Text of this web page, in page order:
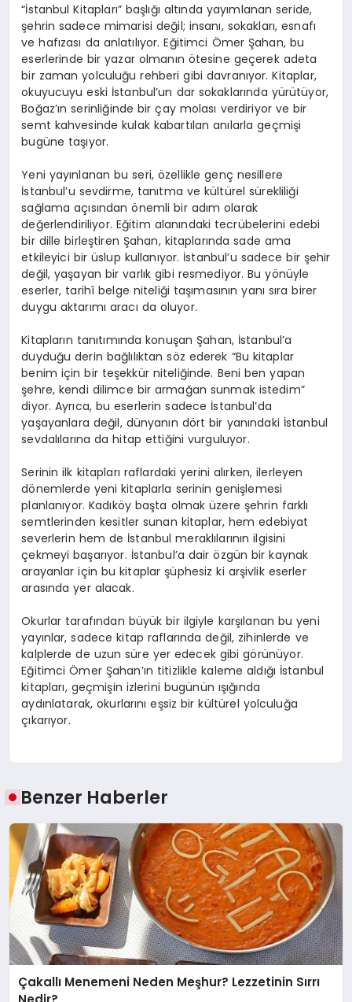
“İstanbul Kitapları” başlığı altında yayımlanan seride,
şehrin sadece mimarisi değil; insanı, sokakları, esnafı
ve hafızası da anlatılıyor. Eğitimci Ömer Şahan, bu
eserlerinde bir yazar olmanın ötesine geçerek adeta
bir zaman yolculuğu rehberi gibi davranıyor. Kitaplar,
okuyucuyu eski İstanbul’un dar sokaklarında yürütüyor,
Boğaz’ın serinliğinde bir çay molası verdiriyor ve bir
semt kahvesinde kulak kabartılan anılarla geçmişi
bugüne taşıyor.
Yeni yayınlanan bu seri, özellikle genç nesillere
İstanbul’u sevdirme, tanıtma ve kültürel sürekliliği
sağlama açısından önemli bir adım olarak
değerlendiriliyor. Eğitim alanındaki tecrübelerini edebi
bir dille birleştiren Şahan, kitaplarında sade ama
etkileyici bir üslup kullanıyor. İstanbul’u sadece bir şehir
değil, yaşayan bir varlık gibi resmediyor. Bu yönüyle
eserler, tarihî belge niteliği taşımasının yanı sıra birer
duygu aktarımı aracı da oluyor.
Kitapların tanıtımında konuşan Şahan, İstanbul’a
duyduğu derin bağlılıktan söz ederek “Bu kitaplar
benim için bir teşekkür niteliğinde. Beni ben yapan
şehre, kendi dilimce bir armağan sunmak istedim”
diyor. Ayrıca, bu eserlerin sadece İstanbul’da
yaşayanlara değil, dünyanın dört bir yanındaki İstanbul
sevdalılarına da hitap ettiğini vurguluyor.
Serinin ilk kitapları raflardaki yerini alırken, ilerleyen
dönemlerde yeni kitaplarla serinin genişlemesi
planlanıyor. Kadıköy başta olmak üzere şehrin farklı
semtlerinden kesitler sunan kitaplar, hem edebiyat
severlerin hem de İstanbul meraklılarının ilgisini
çekmeyi başarıyor. İstanbul’a dair özgün bir kaynak
arayanlar için bu kitaplar şüphesiz ki arşivlik eserler
arasında yer alacak.
Okurlar tarafından büyük bir ilgiyle karşılanan bu yeni
yayınlar, sadece kitap raflarında değil, zihinlerde ve
kalplerde de uzun süre yer edecek gibi görünüyor.
Eğitimci Ömer Şahan’ın titizlikle kaleme aldığı İstanbul
kitapları, geçmişin izlerini bugünün ışığında
aydınlatarak, okurlarını eşsiz bir kültürel yolculuğa
çıkarıyor.
Benzer Haberler
Çakallı Menemeni Neden Meşhur? Lezzetinin Sırrı